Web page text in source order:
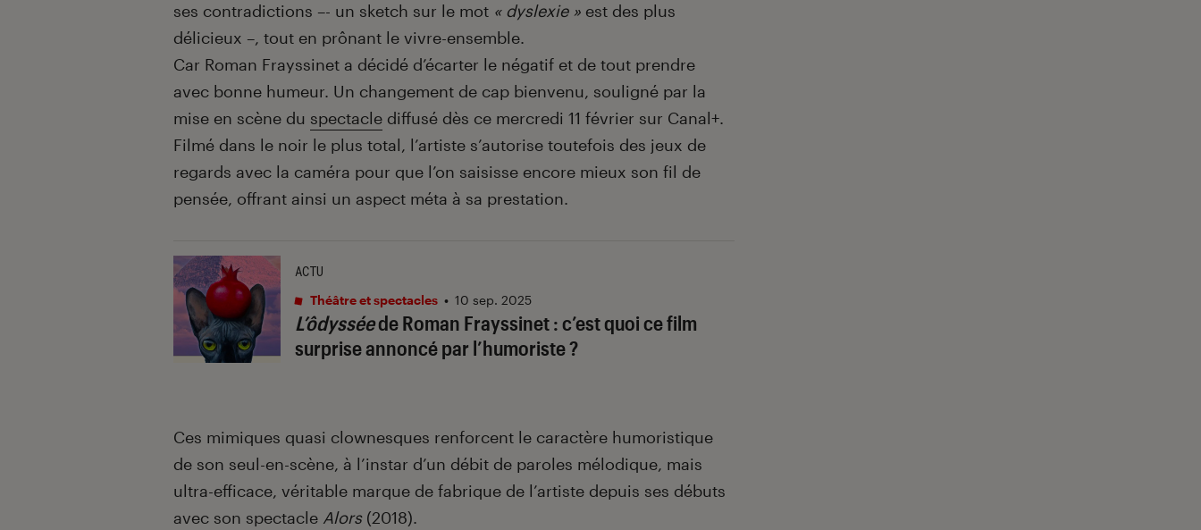
ses contradictions –- un sketch sur le mot « dyslexie » est des plus
délicieux –, tout en prônant le vivre-ensemble.
Car Roman Frayssinet a décidé d’écarter le négatif et de tout prendre
avec bonne humeur. Un changement de cap bienvenu, souligné par la
mise en scène du spectacle diffusé dès ce mercredi 11 février sur Canal+.
Filmé dans le noir le plus total, l’artiste s’autorise toutefois des jeux de
regards avec la caméra pour que l’on saisisse encore mieux son fil de
pensée, offrant ainsi un aspect méta à sa prestation.
L’ôdysséede Roman Frayssinet : c’est quoi ce film
surprise annoncé par l’humoriste ?
ACTU
Théâtre et spectacles • 10 sep. 2025
Ces mimiques quasi clownesques renforcent le caractère humoristique
de son seul-en-scène, à l’instar d’un débit de paroles mélodique, mais
ultra-efficace, véritable marque de fabrique de l’artiste depuis ses débuts
avec son spectacle Alors(2018).